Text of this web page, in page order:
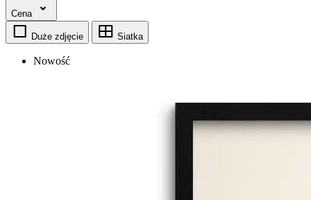
Cena
Duże zdjęcie Siatka
Nowość